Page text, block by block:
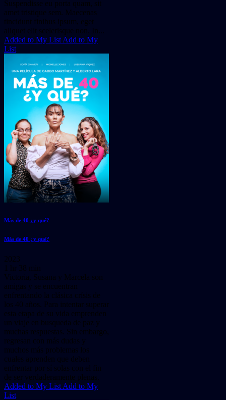
Suspendisse eu porta quam, sit
amet tristique sem. Maecenas
tincidunt finibus ipsum, eget
aliquet elit scelerisque non. In...
Added to My List Add to My
List
Más de 40 ¿y qué?
Más de 40 ¿y qué?
2023
1 hr 38 min
Victoria, Susana y Marcela son
amigas y se encuentran
enfrentando la clásica crísis de
los 40 años. Para intentar superar
esta etapa de su vida emprenden
un viaje en busqueda de paz y
muchas respuestas. Sin embargo,
regresan con más dudas y
muchos más problemas los
cuales aprenden que deben
enfrentar por sí solas con el fin
de ser verdaderamente plenas.
Added to My List Add to My
List